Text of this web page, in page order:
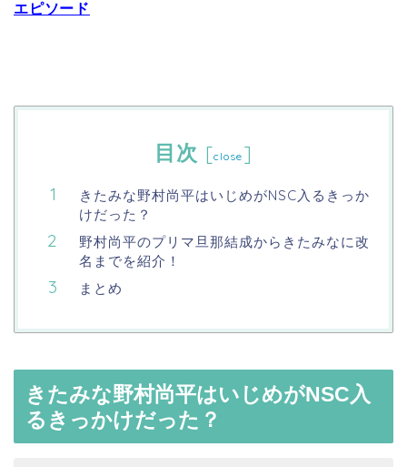
エピソード
目次 [close ]
きたみな野村尚平はいじめがNSC入るきっか
けだった？
野村尚平のプリマ旦那結成からきたみなに改
名までを紹介！
まとめ
きたみな野村尚平はいじめがNSC入
るきっかけだった？